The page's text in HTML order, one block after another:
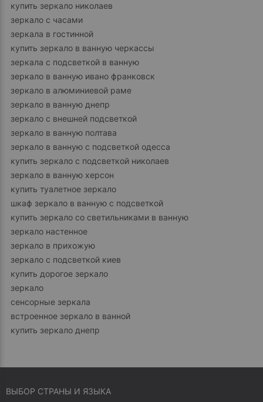
купить зеркало николаев
зеркало с часами
зеркала в гостинной
купить зеркало в ванную черкассы
зеркала с подсветкой в ванную
зеркало в ванную ивано франковск
зеркало в алюминиевой раме
зеркало в ванную днепр
зеркало с внешней подсветкой
зеркало в ванную полтава
зеркало в ванную с подсветкой одесса
купить зеркало с подсветкой николаев
зеркало в ванную херсон
купить туалетное зеркало
шкаф зеркало в ванную с подсветкой
купить зеркало со светильниками в ванную
зеркало настенное
зеркало в прихожую
зеркало с подсветкой киев
купить дорогое зеркало
зеркало
сенсорные зеркала
встроенное зеркало в ванной
купить зеркало днепр
ВЫБОР СТРАНЫ И ЯЗЫКА